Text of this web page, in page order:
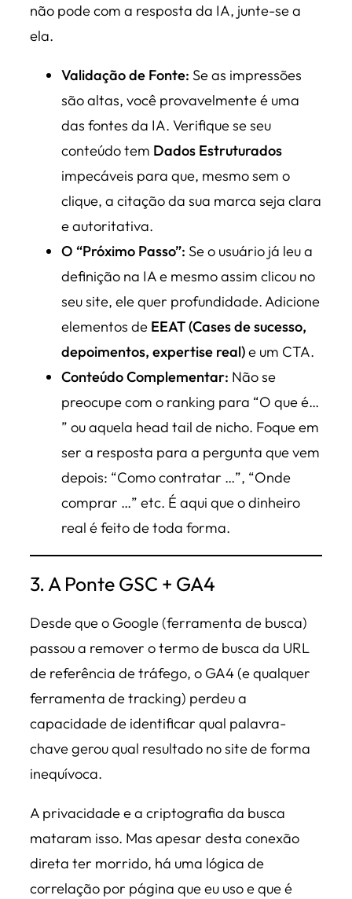
não pode com a resposta da IA, junte-se a
ela.
Validação de Fonte: Se as impressões
são altas, você provavelmente é uma
das fontes da IA. Verifique se seu
conteúdo tem Dados Estruturados
impecáveis para que, mesmo sem o
clique, a citação da sua marca seja clara
e autoritativa.
O “Próximo Passo”: Se o usuário já leu a
definição na IA e mesmo assim clicou no
seu site, ele quer profundidade. Adicione
elementos de EEAT (Cases de sucesso,
depoimentos, expertise real)e um CTA.
Conteúdo Complementar: Não se
preocupe com o ranking para “O que é…
” ou aquela head tail de nicho. Foque em
ser a resposta para a pergunta que vem
depois: “Como contratar …”, “Onde
comprar …” etc. É aqui que o dinheiro
real é feito de toda forma.
3. A Ponte GSC + GA4
Desde que o Google (ferramenta de busca)
passou a remover o termo de busca da URL
de referência de tráfego, o GA4 (e qualquer
ferramenta de tracking) perdeu a
capacidade de identificar qual palavra-
chave gerou qual resultado no site de forma
inequívoca.
A privacidade e a criptografia da busca
mataram isso. Mas apesar desta conexão
direta ter morrido, há uma lógica de
correlação por página que eu uso e que é